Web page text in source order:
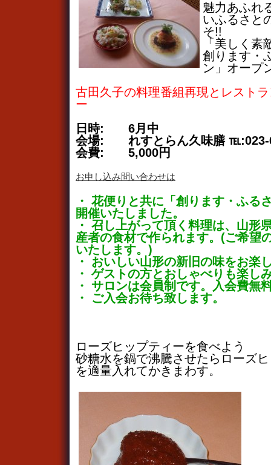
魅力あふれ
いふるさと
そ!!
「美しく素
創ります・
ン」オープ
古田久子の料理番組再現とレスト
ー
日時: 6月中
会場: れすとらん久味膳 ℡:023-
会費: 5,000円
お申し込み問い合わせは
・ 花便りと共に「創ります・ふる
開催いたしました。
・ 召し上がって頂く料理は、山形
産者の食材で作られます。(ご希望
いたします。)
・ おいしい山形の新旧の味をお楽
・ ゲストの方とおしゃべりも楽し
・ サロンは会員制です。入会費無
・ ご入会お待ち致します。
ローズヒップティーを食べよう
砂糖水を鍋で沸騰させたらローズ
を適量入れてかきまわす。